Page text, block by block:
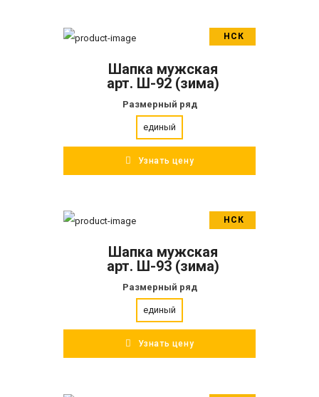
НСК
ПОДРОБНЕЕ
Шапка мужская
арт. Ш-92 (зима)
Размерный ряд
единый
Узнать цену
НСК
ПОДРОБНЕЕ
Шапка мужская
арт. Ш-93 (зима)
Размерный ряд
единый
Узнать цену